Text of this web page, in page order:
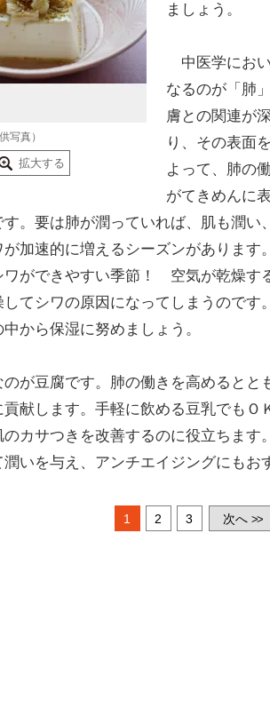
写真）
拡大する
ましょう。
中医学にお
なるのが「肺
膚との関連が
り、その表面
よって、肺の
がてきめんに
す。要は肺が潤っていれば、肌も潤い
が加速的に増えるシーズンがあります
ワができやすい季節！ 空気が乾燥す
てシワの原因になってしまうのです
から保湿に努めましょう。
が豆腐です。肺の働きを高めるとと
献します。手軽に飲める豆乳でもＯ
カサつきを改善するのに役立ちます。
いを与え、アンチエイジングにもお
1 2 3 次へ >>